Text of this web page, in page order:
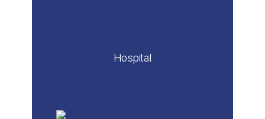
Hospital